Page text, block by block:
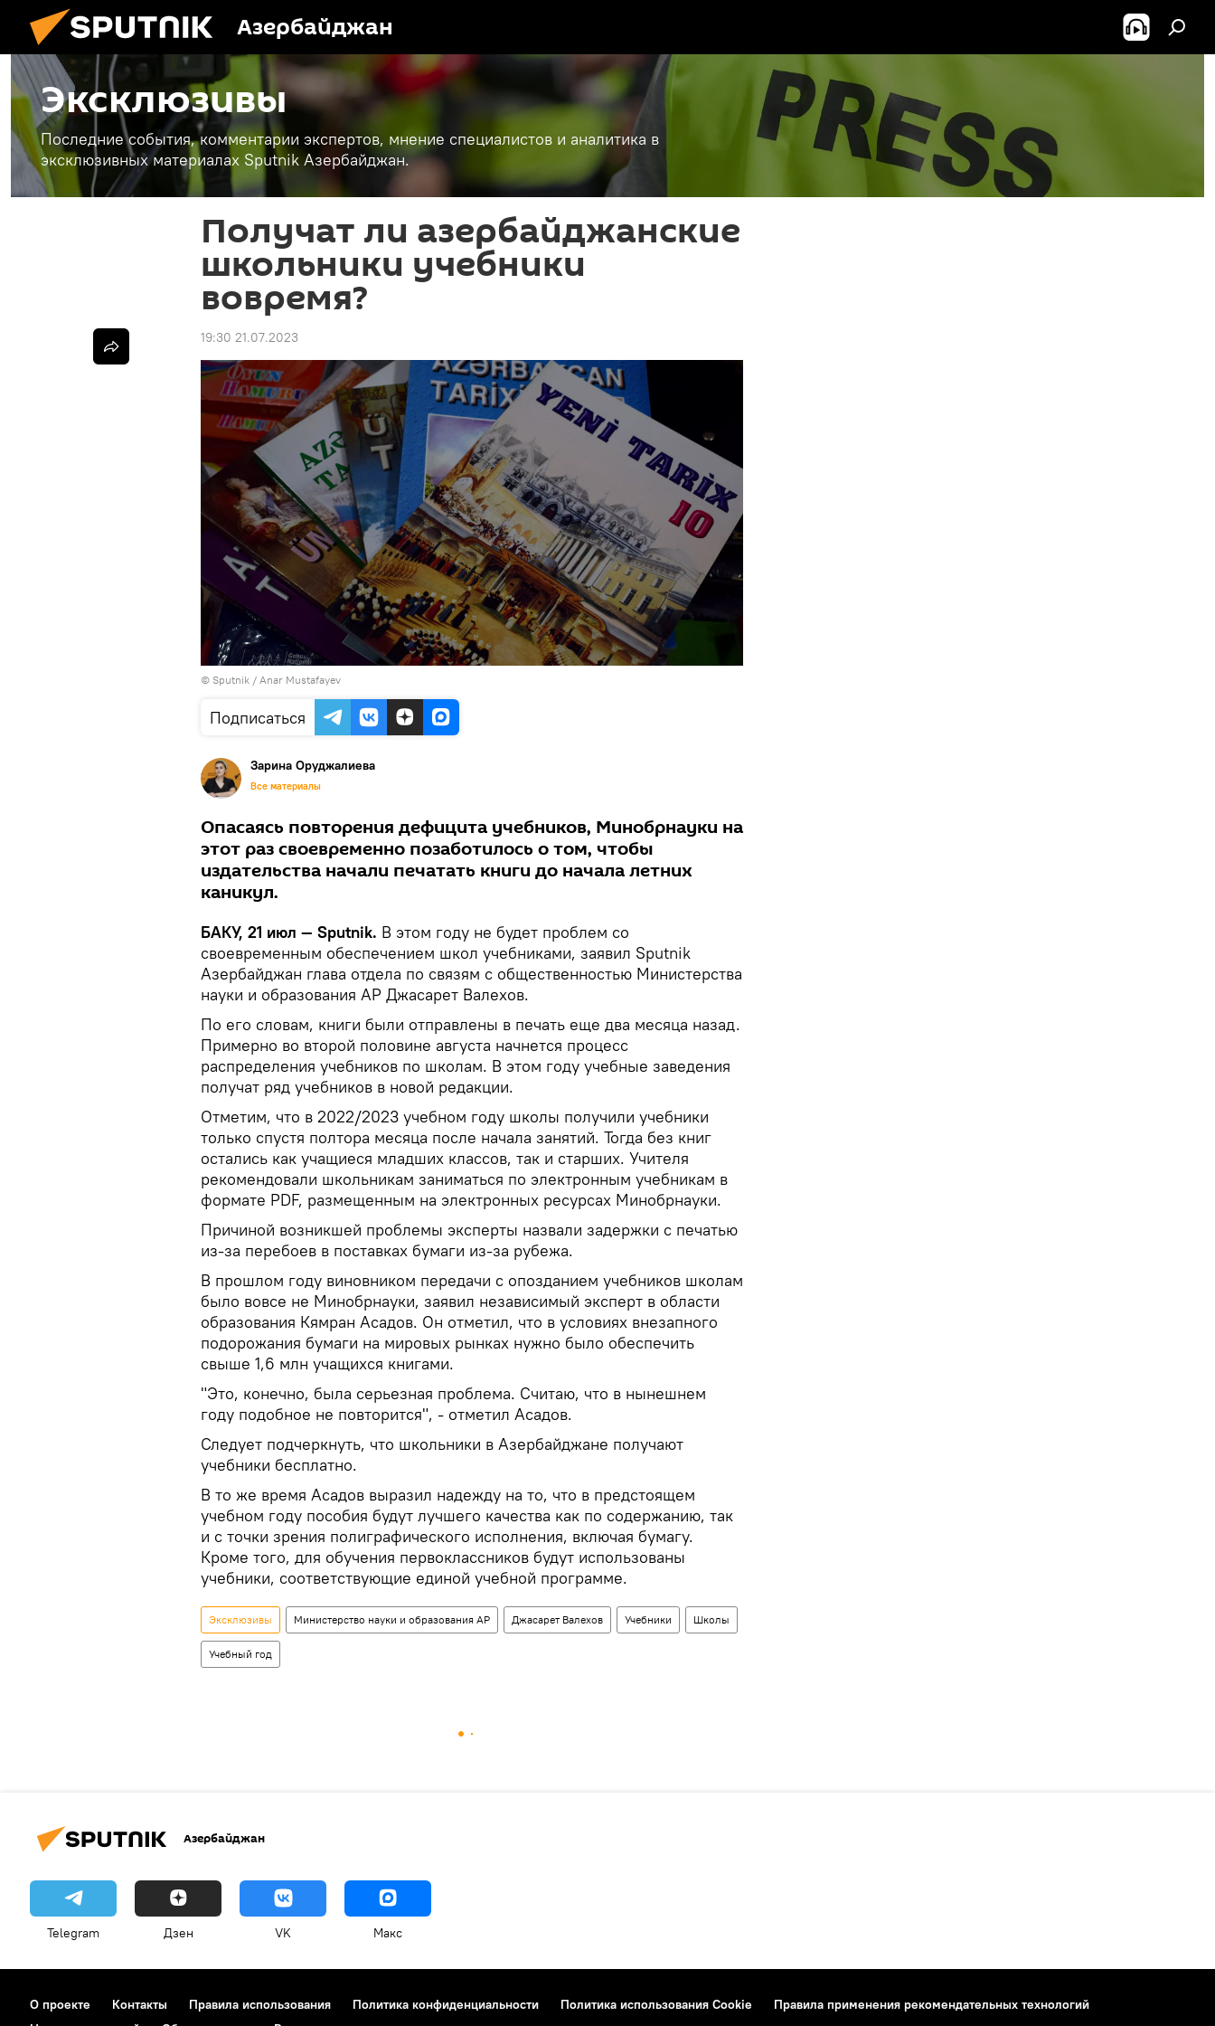
Азербайджан
Эксклюзивы
Последние события, комментарии экспертов, мнение специалистов и аналитика в
эксклюзивных материалах Sputnik Азербайджан.
Получат ли азербайджанские
школьники учебники
вовремя?
19:30 21.07.2023
© Sputnik / Anar Mustafayev
Подписаться
Зарина Оруджалиева
Все материалы
Опасаясь повторения дефицита учебников, Минобрнауки на
этот раз своевременно позаботилось о том, чтобы
издательства начали печатать книги до начала летних
каникул.
БАКУ, 21 июл — Sputnik. В этом году не будет проблем со
своевременным обеспечением школ учебниками, заявил Sputnik
Азербайджан глава отдела по связям с общественностью Министерства
науки и образования АР Джасарет Валехов.
По его словам, книги были отправлены в печать еще два месяца назад.
Примерно во второй половине августа начнется процесс
распределения учебников по школам. В этом году учебные заведения
получат ряд учебников в новой редакции.
Отметим, что в 2022/2023 учебном году школы получили учебники
только спустя полтора месяца после начала занятий. Тогда без книг
остались как учащиеся младших классов, так и старших. Учителя
рекомендовали школьникам заниматься по электронным учебникам в
формате PDF, размещенным на электронных ресурсах Минобрнауки.
Причиной возникшей проблемы эксперты назвали задержки с печатью
из-за перебоев в поставках бумаги из-за рубежа.
В прошлом году виновником передачи с опозданием учебников школам
было вовсе не Минобрнауки, заявил независимый эксперт в области
образования Кямран Асадов. Он отметил, что в условиях внезапного
подорожания бумаги на мировых рынках нужно было обеспечить
свыше 1,6 млн учащихся книгами.
"Это, конечно, была серьезная проблема. Считаю, что в нынешнем
году подобное не повторится", - отметил Асадов.
Следует подчеркнуть, что школьники в Азербайджане получают
учебники бесплатно.
В то же время Асадов выразил надежду на то, что в предстоящем
учебном году пособия будут лучшего качества как по содержанию, так
и с точки зрения полиграфического исполнения, включая бумагу.
Кроме того, для обучения первоклассников будут использованы
учебники, соответствующие единой учебной программе.
Эксклюзивы Министерство науки и образования АР Джасарет Валехов Учебники Школы
Учебный год
Азербайджан
Telegram Дзен VK Макс
О проекте Контакты Правила использования Политика конфиденциальности Политика использования Cookie
Правила применения рекомендательных технологий